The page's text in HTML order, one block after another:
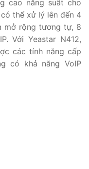
cao năng suất cho
thể xử lý lên đến 4
mở rộng tương tự, 8
Với Yeastar N412,
các tính năng cấp
có khả năng VoIP